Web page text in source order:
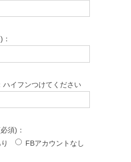
イフンつけてください
須)：
FBアカウントなし